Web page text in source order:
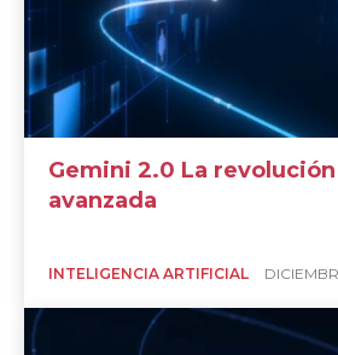
Gemini 2.0 La
avanzada
INTELIGENCIA ARTIFICIAL